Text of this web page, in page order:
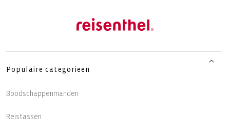
Populaire categorieën
Boodschappenmanden
Reistassen